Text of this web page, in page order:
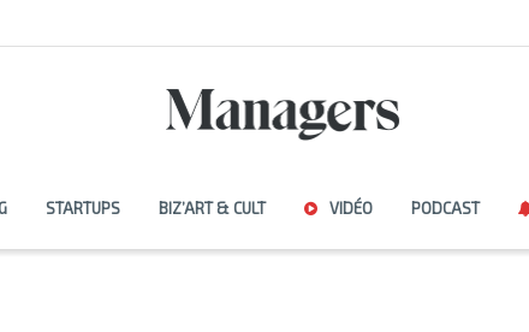
STARTUPS BIZ’ART & CULT VIDÉO PODCAST